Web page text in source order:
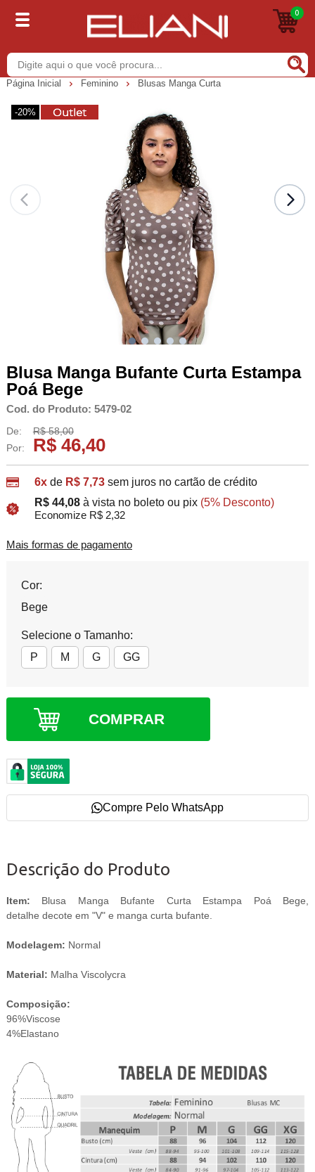
0
Página Inicial Feminino Blusas Manga Curta
-20%
Blusa Manga Bufante Curta Estampa
Poá Bege
Cod. do Produto: 5479-02
De:
R$ 58,00
Por:
R$ 46,40
6xde R$ 7,73 sem juros no cartão de crédito
R$ 44,08 à vista no boleto ou pix (5% Desconto)
Economize R$ 2,32
Mais formas de pagamento
Cor:
Bege
Selecione o Tamanho:
P
M G GG
COMPRAR
Compre Pelo WhatsApp
Descrição do Produto
Item: Blusa Manga Bufante Curta Estampa Poá Bege,
detalhe decote em "V" e manga curta bufante.
Modelagem: Normal
​Material: Malha Viscolycra
Composição:
96%Viscose
4%Elastano